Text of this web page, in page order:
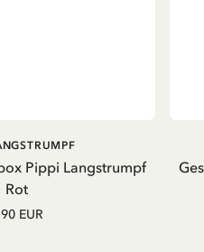
Pippi Langstrumpf
Rot
EUR